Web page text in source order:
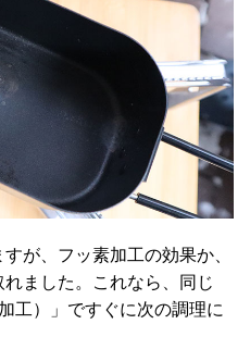
が、フッ素加工の効果か、
ました。これなら、同じ
工）」ですぐに次の調理に